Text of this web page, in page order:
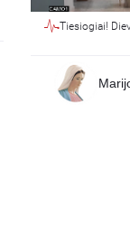
Tiesiogiai!